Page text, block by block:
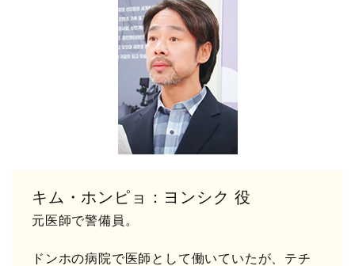
キム・ホンピョ：ヨンシク 役
元医師で警備員。
ドンホの病院で医師として働いていたが、テチ